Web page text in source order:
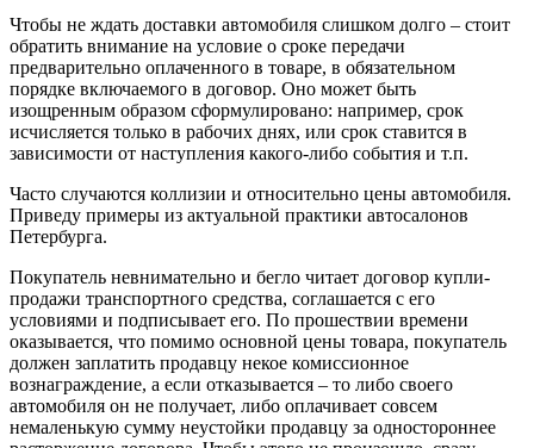
Чтобы не ждать доставки автомобиля слишком долго – стоит
обратить внимание на условие о сроке передачи
предварительно оплаченного в товаре, в обязательном
порядке включаемого в договор. Оно может быть
изощренным образом сформулировано: например, срок
исчисляется только в рабочих днях, или срок ставится в
зависимости от наступления какого-либо события и т.п.
Часто случаются коллизии и относительно цены автомобиля.
Приведу примеры из актуальной практики автосалонов
Петербурга.
Покупатель невнимательно и бегло читает договор купли-
продажи транспортного средства, соглашается с его
условиями и подписывает его. По прошествии времени
оказывается, что помимо основной цены товара, покупатель
должен заплатить продавцу некое комиссионное
вознаграждение, а если отказывается – то либо своего
автомобиля он не получает, либо оплачивает совсем
немаленькую сумму неустойки продавцу за одностороннее